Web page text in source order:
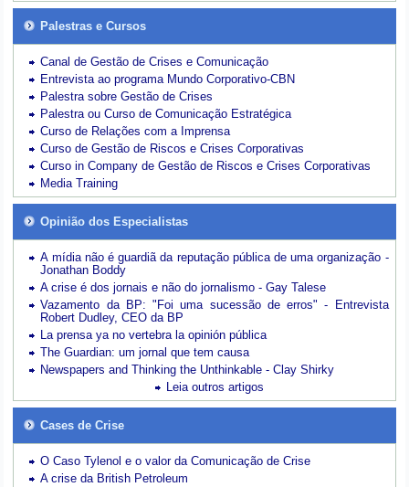
Palestras e Cursos
Canal de Gestão de Crises e Comunicação
Entrevista ao programa Mundo Corporativo-CBN
Palestra sobre Gestão de Crises
Palestra ou Curso de Comunicação Estratégica
Curso de Relações com a Imprensa
Curso de Gestão de Riscos e Crises Corporativas
Curso in Company de Gestão de Riscos e Crises Corporativas
Media Training
Opinião dos Especialistas
A mídia não é guardiã da reputação pública de uma organização -
Jonathan Boddy
A crise é dos jornais e não do jornalismo - Gay Talese
Vazamento da BP: "Foi uma sucessão de erros" - Entrevista
Robert Dudley, CEO da BP
La prensa ya no vertebra la opinión pública
The Guardian: um jornal que tem causa
Newspapers and Thinking the Unthinkable - Clay Shirky
Leia outros artigos
Cases de Crise
O Caso Tylenol e o valor da Comunicação de Crise
A crise da British Petroleum